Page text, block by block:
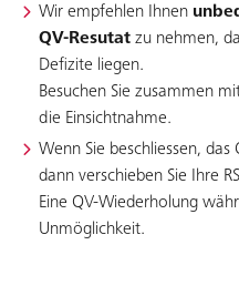
Wir empfehlen Ihnen
QV-Resutat zu nehmen,
Defizite liegen.
Besuchen Sie zusammen
die Einsichtnahme.
Wenn Sie beschliessen,
dann verschieben Sie Ihre
Eine QV-Wiederholung
Unmöglichkeit.